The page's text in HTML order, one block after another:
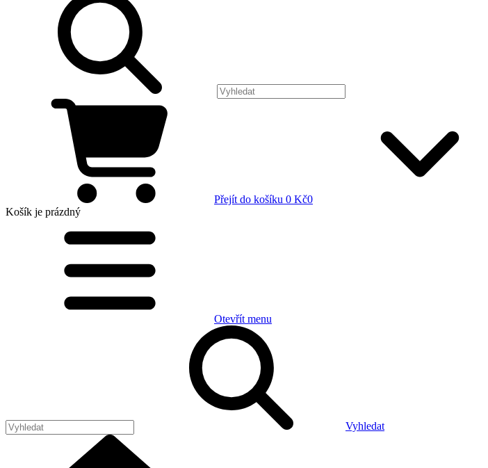
Přejít do košíku 0 Kč0
Košík je prázdný
Otevřít menu
Vyhledat